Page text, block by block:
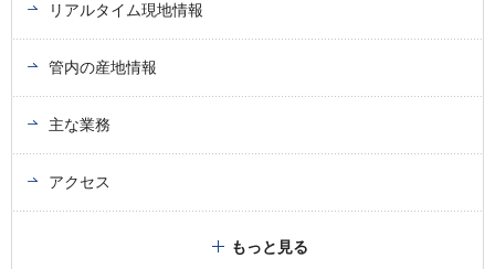
リアルタイム現地情報
管内の産地情報
主な業務
アクセス
もっと見る